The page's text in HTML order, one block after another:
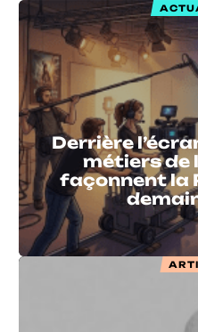
Derrière
métiers de
façonnent la